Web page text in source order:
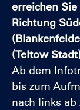
erreichen
Richtung
(Teltow
Ab dem
bis zum
nach links